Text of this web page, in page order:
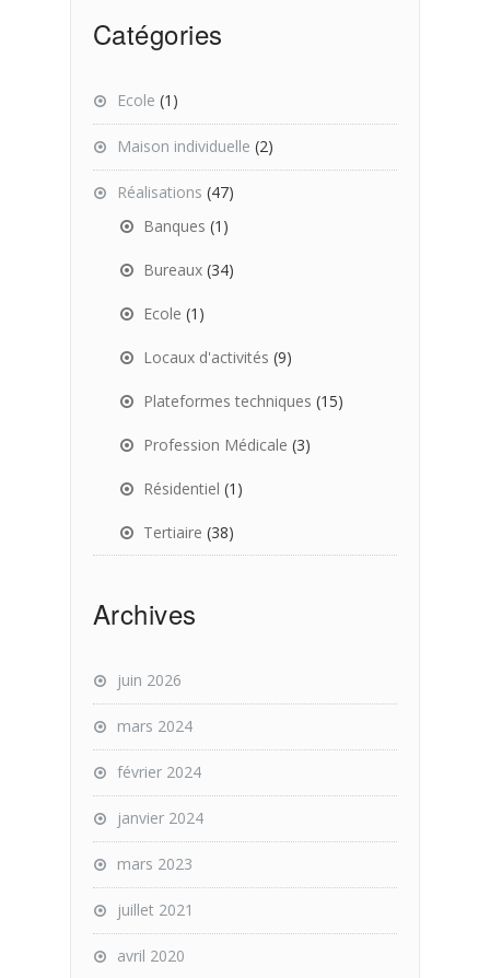
Catégories
Ecole (1)
Maison individuelle (2)
Réalisations (47)
Banques (1)
Bureaux(34)
Ecole (1)
Locaux d'activités (9)
Plateformes techniques (15)
Profession Médicale (3)
Résidentiel (1)
Tertiaire (38)
Archives
juin 2026
mars 2024
février 2024
janvier 2024
mars 2023
juillet 2021
avril 2020